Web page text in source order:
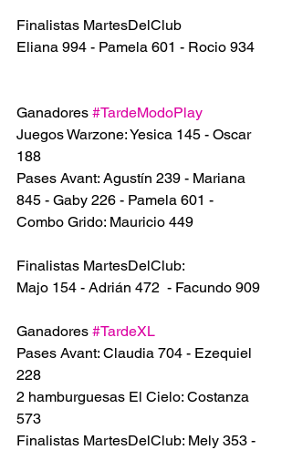
Finalistas MartesDelClub
Eliana 994 - Pamela 601 - Rocio 934
Ganadores #TardeModoPlay
Juegos Warzone: Yesica 145 - Oscar
188
Pases Avant: Agustín 239 - Mariana
845 - Gaby 226 - Pamela 601 -
Combo Grido: Mauricio 449
Finalistas MartesDelClub:
Majo 154 - Adrián 472  - Facundo 909
Ganadores #TardeXL
Pases Avant: Claudia 704 - Ezequiel
228
2 hamburguesas El Cielo: Costanza
573
Finalistas MartesDelClub: Mely 353 -